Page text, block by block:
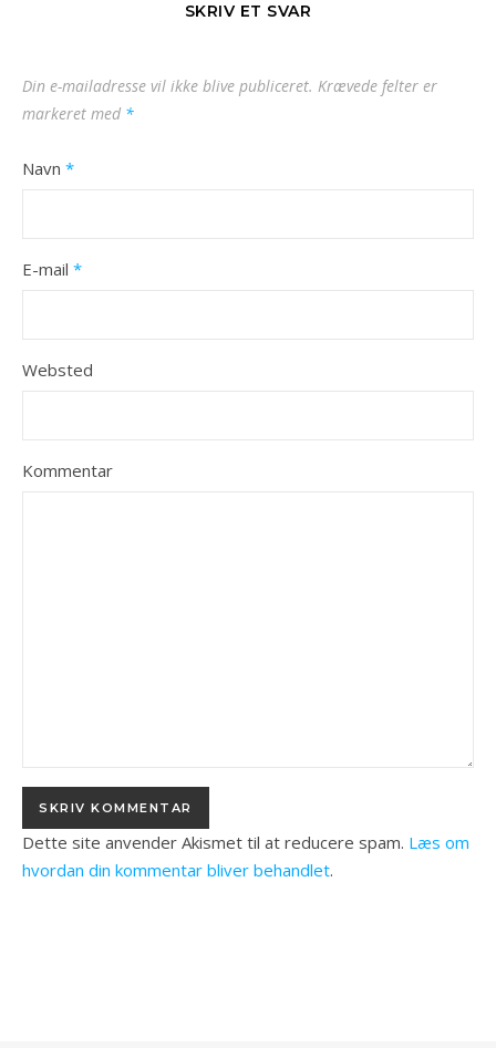
SKRIV ET SVAR
Din e-mailadresse vil ikke blive publiceret. Krævede felter er
markeret med *
Navn *
E-mail *
Websted
Kommentar
Dette site anvender Akismet til at reducere spam. Læs om
hvordan din kommentar bliver behandlet.